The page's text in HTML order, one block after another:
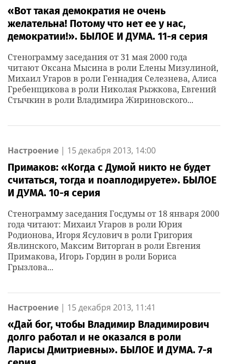
«Вот такая демократия не очень
желательна! Потому что нет ее у нас,
демократии!». БЫЛОЕ И ДУМА. 11-я серия
Стенограмму заседания от 31 мая 2000 года
читают Оксана Мысина в роли Елены Мизулиной,
Михаил Угаров в роли Геннадия Селезнева, Алиса
Гребенщикова в роли Николая Рыжкова, Евгений
Стычкин в роли Владимира Жириновского...
Настроение | 15 декабря 2013, 14:00
Примаков: «Когда с Думой никто не будет
считаться, тогда и поаплодируете». БЫЛОЕ
И ДУМА. 10-я серия
Стенограмму заседания Госдумы от 18 января 2000
года читают: Михаил Угаров в роли Юрия
Родионова, Игоря Ясулович в роли Григория
Явлинского, Максим Виторган в роли Евгения
Примакова, Игорь Гордин в роли Бориса
Грызлова...
Настроение | 15 декабря 2013, 11:41
«Дай бог, чтобы Владимир Владимирович
долго работал и не оказался в роли
Ларисы Дмитриевны». БЫЛОЕ И ДУМА. 7-я